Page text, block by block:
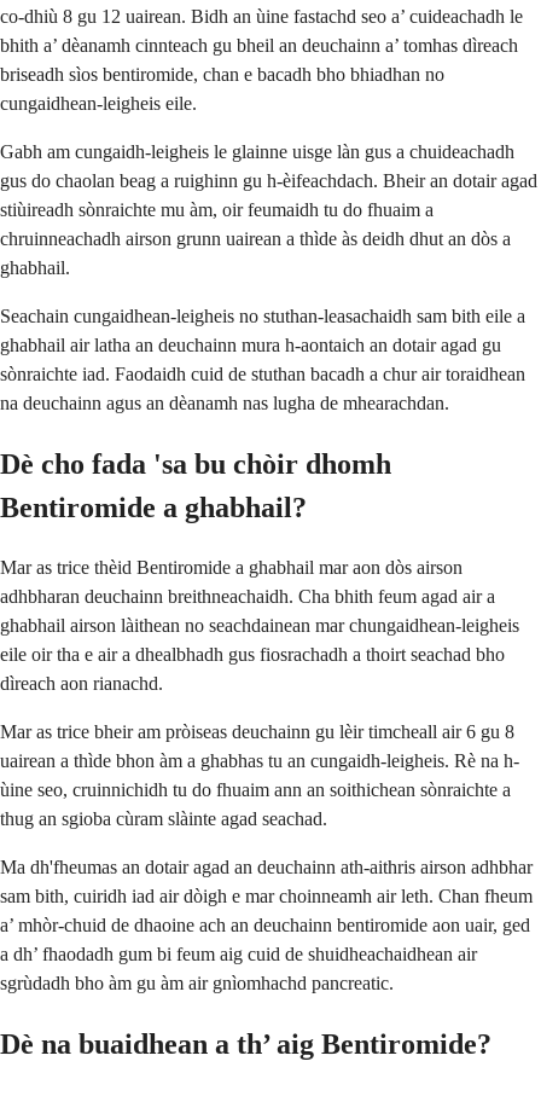
co-dhiù 8 gu 12 uairean. Bidh an ùine fastachd seo a’ cuideachadh le
bhith a’ dèanamh cinnteach gu bheil an deuchainn a’ tomhas dìreach
briseadh sìos bentiromide, chan e bacadh bho bhiadhan no
cungaidhean-leigheis eile.
Gabh am cungaidh-leigheis le glainne uisge làn gus a chuideachadh
gus do chaolan beag a ruighinn gu h-èifeachdach. Bheir an dotair agad
stiùireadh sònraichte mu àm, oir feumaidh tu do fhuaim a
chruinneachadh airson grunn uairean a thìde às deidh dhut an dòs a
ghabhail.
Seachain cungaidhean-leigheis no stuthan-leasachaidh sam bith eile a
ghabhail air latha an deuchainn mura h-aontaich an dotair agad gu
sònraichte iad. Faodaidh cuid de stuthan bacadh a chur air toraidhean
na deuchainn agus an dèanamh nas lugha de mhearachdan.
Dè cho fada 'sa bu chòir dhomh
Bentiromide a ghabhail?
Mar as trice thèid Bentiromide a ghabhail mar aon dòs airson
adhbharan deuchainn breithneachaidh. Cha bhith feum agad air a
ghabhail airson làithean no seachdainean mar chungaidhean-leigheis
eile oir tha e air a dhealbhadh gus fiosrachadh a thoirt seachad bho
dìreach aon rianachd.
Mar as trice bheir am pròiseas deuchainn gu lèir timcheall air 6 gu 8
uairean a thìde bhon àm a ghabhas tu an cungaidh-leigheis. Rè na h-
ùine seo, cruinnichidh tu do fhuaim ann an soithichean sònraichte a
thug an sgioba cùram slàinte agad seachad.
Ma dh'fheumas an dotair agad an deuchainn ath-aithris airson adhbhar
sam bith, cuiridh iad air dòigh e mar choinneamh air leth. Chan fheum
a’ mhòr-chuid de dhaoine ach an deuchainn bentiromide aon uair, ged
a dh’ fhaodadh gum bi feum aig cuid de shuidheachaidhean air
sgrùdadh bho àm gu àm air gnìomhachd pancreatic.
Dè na buaidhean a th’ aig Bentiromide?